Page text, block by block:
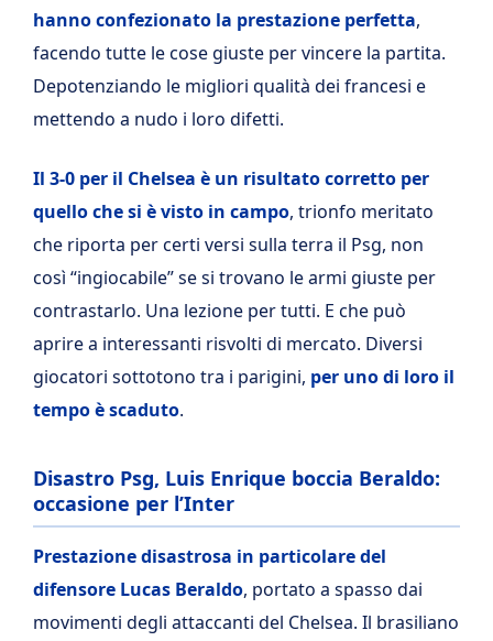
hanno confezionato la prestazione perfetta,
facendo tutte le cose giuste per vincere la partita.
Depotenziando le migliori qualità dei francesi e
mettendo a nudo i loro difetti.
Il 3-0 per il Chelsea è un risultato corretto per
quello che si è visto in campo, trionfo meritato
che riporta per certi versi sulla terra il Psg, non
così “ingiocabile” se si trovano le armi giuste per
contrastarlo. Una lezione per tutti. E che può
aprire a interessanti risvolti di mercato. Diversi
giocatori sottotono tra i parigini, per uno di loro il
tempo è scaduto.
Disastro Psg, Luis Enrique boccia Beraldo:
occasione per l’Inter
Prestazione disastrosa in particolare del
difensore Lucas Beraldo, portato a spasso dai
movimenti degli attaccanti del Chelsea. Il brasiliano